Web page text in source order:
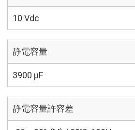
10 Vdc
静電容量
3900 µF
静電容量許容差